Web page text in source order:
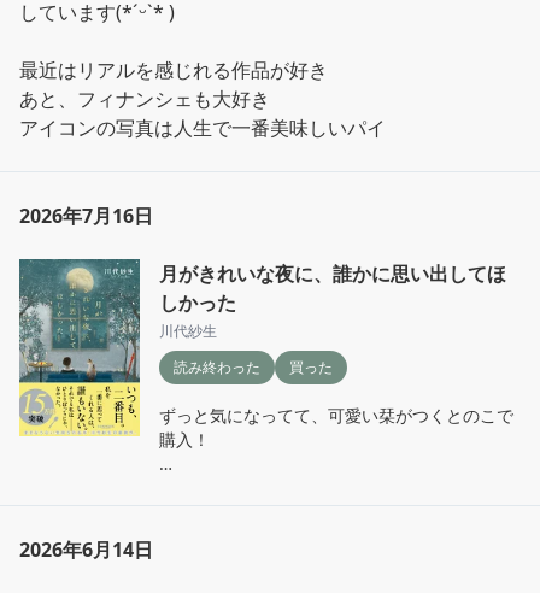
しています(*ˊᵕˋ* )
最近はリアルを感じれる作品が好き
あと、フィナンシェも大好き
アイコンの写真は人生で一番美味しいパイ
2026年7月16日
月がきれいな夜に、誰かに思い出してほ
しかった
川代紗生
読み終わった
買った
ずっと気になってて、可愛い栞がつくとのこで
購入！
2026年6月14日